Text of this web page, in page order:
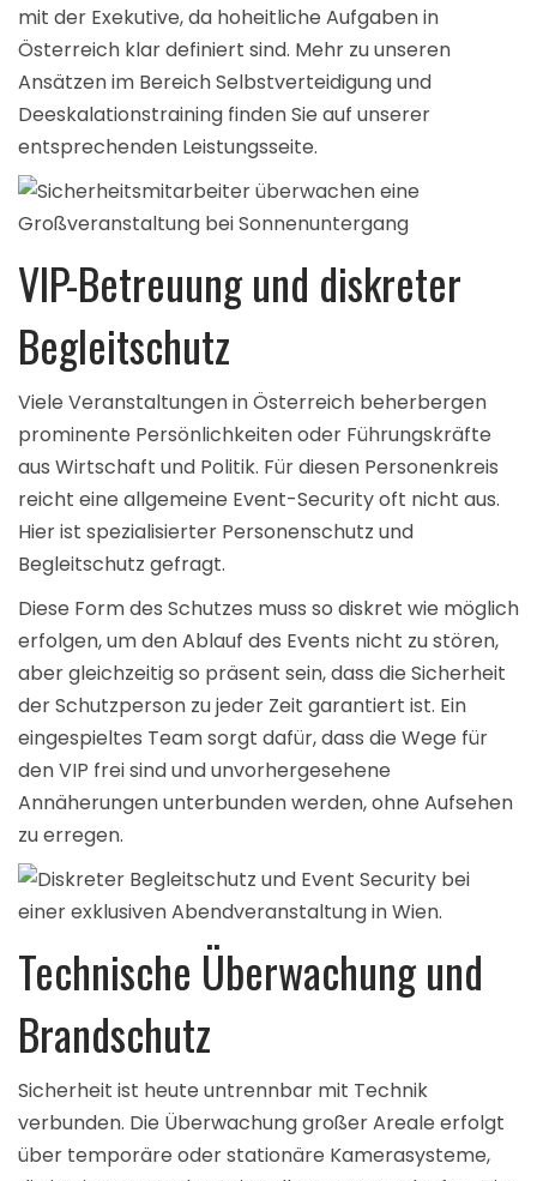
mit der Exekutive, da hoheitliche Aufgaben in
Österreich klar definiert sind. Mehr zu unseren
Ansätzen im BereichSelbstverteidigung und
Deeskalationstraining finden Sie auf unserer
entsprechenden Leistungsseite.
VIP-Betreuung und diskreter
Begleitschutz
Viele Veranstaltungen in Österreich beherbergen
prominente Persönlichkeiten oder Führungskräfte
aus Wirtschaft und Politik. Für diesen Personenkreis
reicht eine allgemeine Event-Security oft nicht aus.
Hier ist spezialisierter Personenschutz und
Begleitschutz gefragt.
Diese Form des Schutzes muss so diskret wie möglich
erfolgen, um den Ablauf des Events nicht zu stören,
aber gleichzeitig so präsent sein, dass die Sicherheit
der Schutzperson zu jeder Zeit garantiert ist. Ein
eingespieltes Team sorgt dafür, dass die Wege für
den VIP frei sind und unvorhergesehene
Annäherungen unterbunden werden, ohne Aufsehen
zu erregen.
Technische Überwachung und
Brandschutz
Sicherheit ist heute untrennbar mit Technik
verbunden. Die Überwachung großer Areale erfolgt
über temporäre oder stationäre Kamerasysteme,